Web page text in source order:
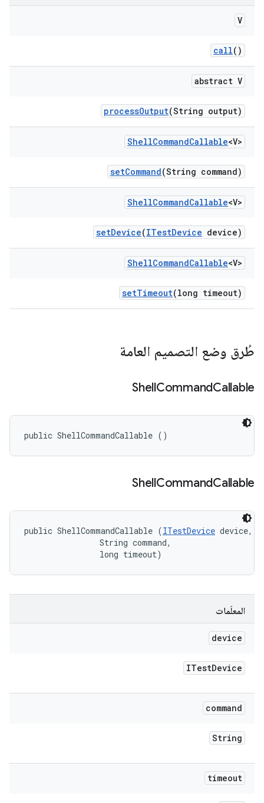
V
call()
abstract V
processOutput(String output)
ShellCommandCallable<V>
setCommand(String command)
ShellCommandCallable<V>
setDevice(ITestDevice device)
ShellCommandCallable<V>
setTimeout(long timeout)
طُرق وضع التصميم العامة
ShellCommandCallable
public ShellCommandCallable ()
ShellCommandCallable
public ShellCommandCallable (ITestDevice device,
                String command,
                long timeout)
المعلَمات
device
ITestDevice
command
String
timeout